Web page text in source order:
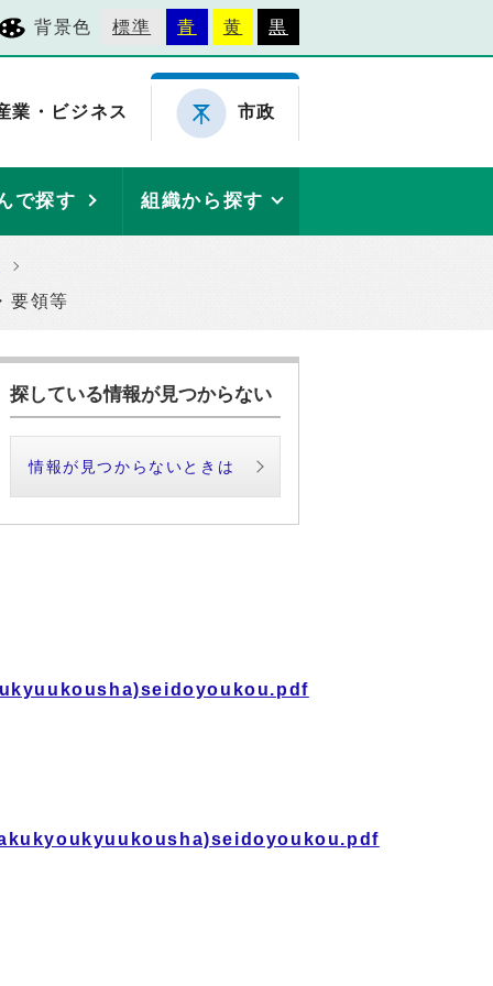
背景色 標準 青 黄 黒
業・ビジネス 市政
で探す 組織から探す
要領等
探している情報が見つからない
情報が見つからないときは